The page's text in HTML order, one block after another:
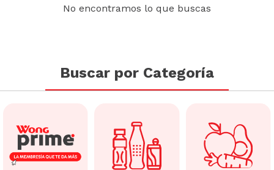
No encontramos lo que buscas
Buscar por Categoría